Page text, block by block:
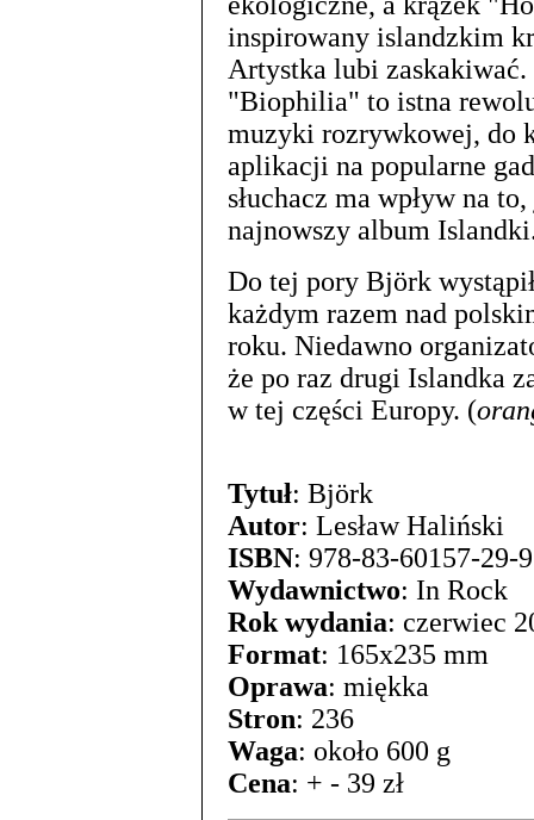
inspirowany islandzkim
Artystka lubi
"Biophilia" to istna
muzyki rozrywkowej, do
aplikacji na popularne
słuchacz ma wpływ na
najnowszy album
Do tej pory Björk
każdym razem nad
roku. Niedawno
że po raz drugi Islandka
w tej części Europy. (
Tytuł: Björk
Autor: Lesław Haliński
ISBN: 978-83-60157-29-9
Wydawnictwo: In Rock
Rok wydania: czerwiec
Format: 165x235 mm
Oprawa: miękka
Stron: 236
Waga: około 600 g
Cena: + - 39 zł